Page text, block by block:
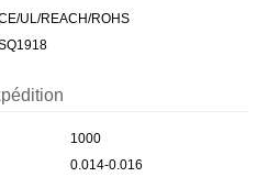
UL/REACH/ROHS
1000
0.014-0.016